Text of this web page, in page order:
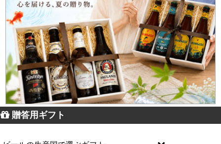
贈答用ギフト